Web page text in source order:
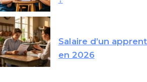
Salaire d’un
en 2026